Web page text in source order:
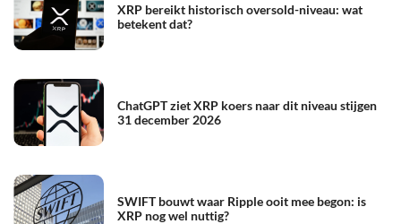
XRP bereikt historisch oversold-niveau: wat
betekent dat?
ChatGPT ziet XRP koers naar dit niveau stijgen
31 december 2026
SWIFT bouwt waar Ripple ooit mee begon: is
XRP nog wel nuttig?